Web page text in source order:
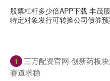
股票杠杆多少倍APP下载 丰茂
特定对象发行可转换公司债券
1
三万配资官网 创新药板
赛道求稳